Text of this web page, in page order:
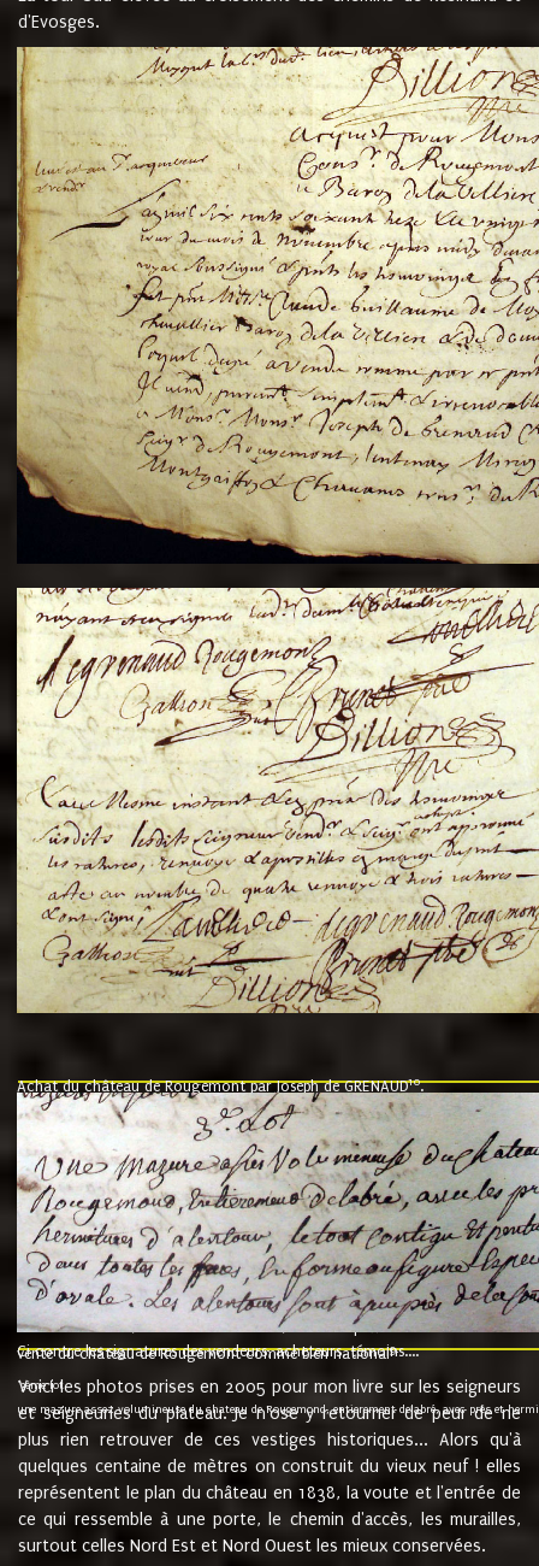
d'Evosges.
Achat du château de Rougemont par Joseph de GRENAUD10.
"l'an mil six cent soixante treze le ving neuvième jour du mois de
nommé fut présent Messire Claude Guillaume de Moyriat chevalier baron
vend, purement simplement et irrevocablement a monseigneur monsieur
et chavannes conseiller du roy au parlement de Bourgogne, present et
que le dit seigneur Baron de la Vellière a sur ses hommes, indivisables et
de la Velliere tout ainsi et comme le dit seigneur Baron et ses
présent......"
suivent les rentes, donation des terriers, etc... au prix de 880 livre louis
Ci contre les signatures des vendeurs, acheteurs, témoins....
vente du château de Rougemont comme bien national9.
"3ème lot
une mazure assez volumineuse du chateau de Rougemond, entierement delabré, avec près et
Voici les photos prises en 2005 pour mon livre sur les seigneurs
et seigneuries du plateau. Je n'ose y retourner de peur de ne
plus rien retrouver de ces vestiges historiques... Alors qu'à
quelques centaine de mètres on construit du vieux neuf ! elles
représentent le plan du château en 1838, la voute et l'entrée de
ce qui ressemble à une porte, le chemin d'accès, les murailles,
surtout celles Nord Est et Nord Ouest les mieux conservées.